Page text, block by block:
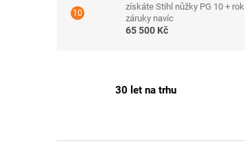
získáte Stihl nůžky PG 10 + rok
záruky navíc
65 500 Kč
30 let na trhu